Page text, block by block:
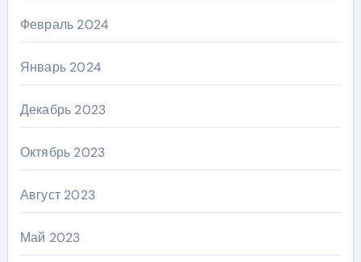
Февраль 2024
Январь 2024
Декабрь 2023
Октябрь 2023
Август 2023
Май 2023